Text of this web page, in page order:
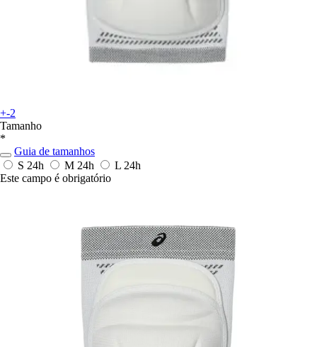
+-2
Tamanho
*
Guia de tamanhos
S 24h M 24h L 24h
Este campo é obrigatório